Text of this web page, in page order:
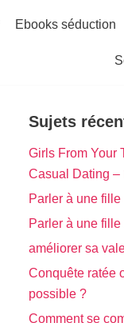
Ebooks séduction
Sujets
Girls From Your
Casual Dating –
Parler à une fille
Parler à une fille
améliorer sa
Conquête ratée
possible ?
Comment se